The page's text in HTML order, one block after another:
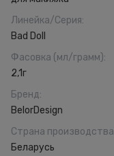
Линейка/Серия:
Bad Doll
Фасовка (мл/грамм):
2,1г
Бренд:
BelorDesign
Страна производства
Беларусь